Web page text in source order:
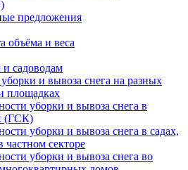
предложения
объёма и веса
садоводам
и вывоза снега на разных
площадках
уборки и вывоза снега в
(ГСК)
уборки и вывоза снега в садах,
секторе
уборки и вывоза снега во